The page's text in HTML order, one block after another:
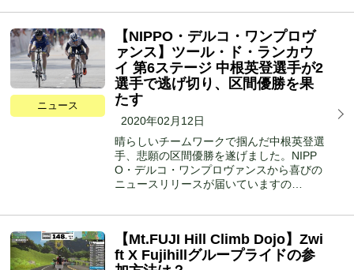
ニュース
【NIPPO・デルコ・ワンプロヴ
ァンス】ツール・ド・ランカウ
イ 第6ステージ 中根英登選手が2
選手で逃げ切り、区間優勝を果
たす
2020年02月12日
晴らしいチームワークで掴んだ中根英登選
手、悲願の区間優勝を遂げました。NIPP
O・デルコ・ワンプロヴァンスから喜びの
ニュースリリースが届いていますの…
【Mt.FUJI Hill Climb Dojo】Zwi
ft X Fujihillグループライドの参